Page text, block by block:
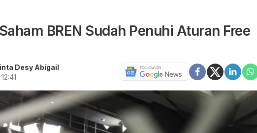
BREN Sudah Penuhi Aturan Free
Desy Abigail